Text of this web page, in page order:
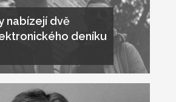
nabízejí dvě
deníku